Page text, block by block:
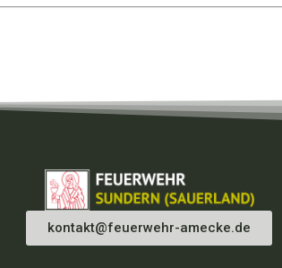
kontakt@feuerwehr-amecke.de